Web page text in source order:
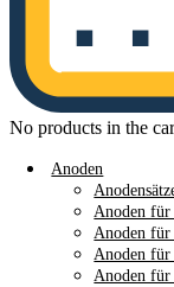
No products in the
Anoden
Anoden für
Anoden für
Anoden für
Anoden